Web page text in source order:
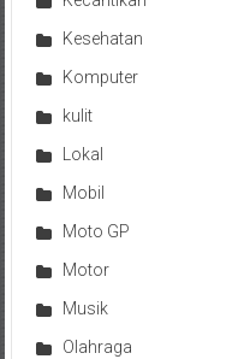
Kesehatan
Komputer
kulit
Lokal
Mobil
Moto GP
Motor
Musik
Olahraga